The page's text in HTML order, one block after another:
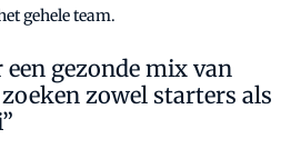
gehele team.
een gezonde mix van
zowel starters als